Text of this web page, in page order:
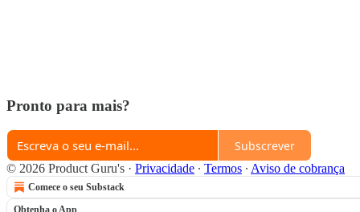
Pronto para mais?
Subscrever
© 2026 Product Guru's · Privacidade ∙ Termos ∙ Aviso de cobrança
Comece o seu Substack